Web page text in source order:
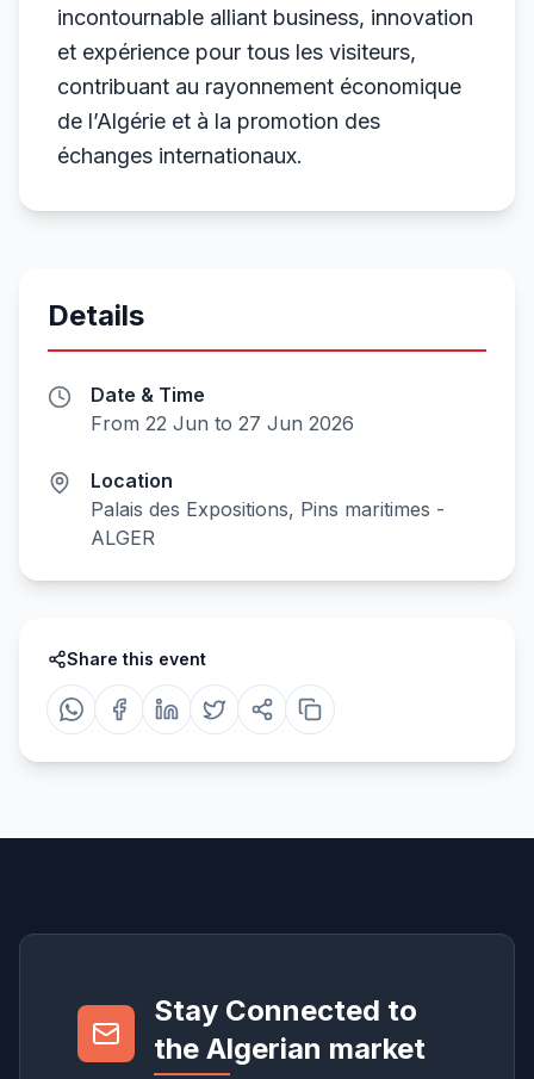
incontournable alliant business, innovation
et expérience pour tous les visiteurs,
contribuant au rayonnement économique
de l’Algérie et à la promotion des
échanges internationaux.
Details
Date & Time
From 22 Jun to 27 Jun 2026
Location
Palais des Expositions, Pins maritimes -
ALGER
Share this event
Stay Connected to
the Algerian market